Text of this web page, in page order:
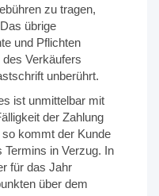
zu tragen,
übrige
und Pflichten
Verkäufers
unberührt.
ist unmittelbar mit
der Zahlung
kommt der Kunde
Termins in Verzug. In
für das Jahr
über dem